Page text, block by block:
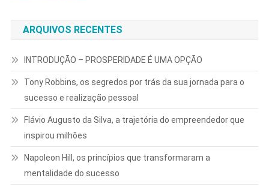
ARQUIVOS RECENTES
INTRODUÇÃO – PROSPERIDADE É UMA OPÇÃO
Tony Robbins, os segredos por trás da sua jornada para o
sucesso e realização pessoal
Flávio Augusto da Silva, a trajetória do empreendedor que
inspirou milhões
Napoleon Hill, os princípios que transformaram a
mentalidade do sucesso